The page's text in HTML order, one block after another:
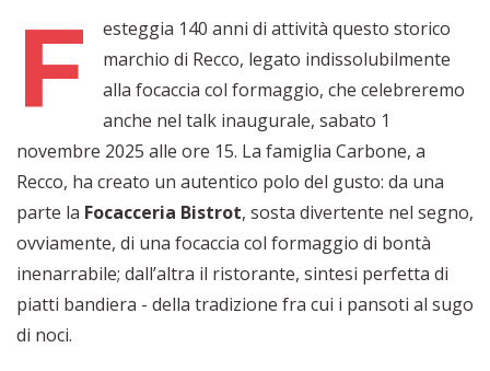
F
esteggia 140 anni di attività questo storico
marchio di Recco, legato indissolubilmente
alla focaccia col formaggio, che celebreremo
anche nel talk inaugurale, sabato 1
novembre 2025 alle ore 15. La famiglia Carbone, a
Recco, ha creato un autentico polo del gusto: da una
parte la Focacceria Bistrot, sosta divertente nel segno,
ovviamente, di una focaccia col formaggio di bontà
inenarrabile; dall’altra il ristorante, sintesi perfetta di
piatti bandiera - della tradizione fra cui i pansoti al sugo
di noci.